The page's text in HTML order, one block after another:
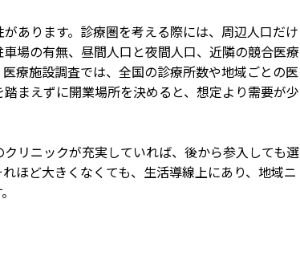
があります。診療圏を考える際には、周辺人口だけ
場の有無、昼間人口と夜間人口、近隣の競合医療
療施設調査では、全国の診療所数や地域ごとの医
まえずに開業場所を決めると、想定より需要が少
リニックが充実していれば、後から参入しても選
ほど大きくなくても、生活導線上にあり、地域ニ